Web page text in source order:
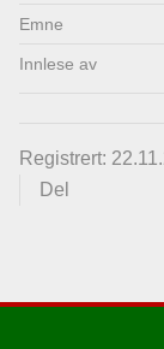
Emne
Innlese av
Registrert:
Del